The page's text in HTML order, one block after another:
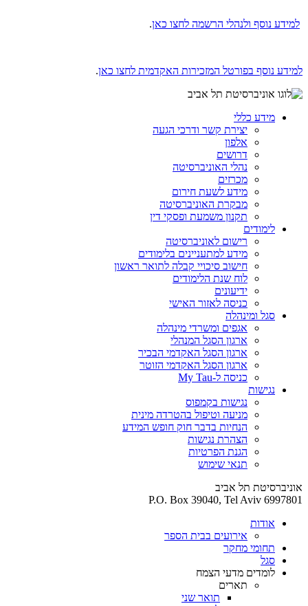
למידע נוסף ולנהלי הרשמה לחצו כאן.
למידע נוסף בפורטל המזכירות האקדמית לחצו כאן.
מידע כללי
יצירת קשר ודרכי הגעה
אלפון
דרושים
נהלי האוניברסיטה
מכרזים
מידע לשעת חירום
מבקרת האוניברסיטה
תקנון משמעת ופסקי דין
לימודים
רישום לאוניברסיטה
מידע למתעניינים בלימודים
חישוב סיכויי קבלה לתואר ראשון
לוח שנת הלימודים
ידיעונים
כניסה לאזור האישי
סגל ומינהלה
אגפים ומשרדי מינהלה
ארגון הסגל המנהלי
ארגון הסגל האקדמי הבכיר
ארגון הסגל האקדמי הזוטר
כניסה ל-My Tau
נגישות
נגישות בקמפוס
מניעה וטיפול בהטרדה מינית
הנחיות בדבר חוק חופש המידע
הצהרת נגישות
הגנת הפרטיות
תנאי שימוש
אוניברסיטת תל אביב
P.O. Box 39040, Tel Aviv 6997801
אודות
אירועים בבית הספר
תחומי מחקר
סגל
לומדים מדעי הצמח
תארים
תואר שני